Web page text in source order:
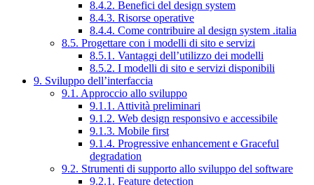
8.4.2. Benefici del design system
8.4.3. Risorse operative
8.4.4. Come contribuire al design system .italia
8.5. Progettare con i modelli di sito e servizi
8.5.1. Vantaggi dell’utilizzo dei modelli
8.5.2. I modelli di sito e servizi disponibili
9. Sviluppo dell’interfaccia
9.1. Approccio allo sviluppo
9.1.1. Attività preliminari
9.1.2. Web design responsivo e accessibile
9.1.3. Mobile first
9.1.4. Progressive enhancement e Graceful
degradation
9.2. Strumenti di supporto allo sviluppo del software
9.2.1. Feature detection